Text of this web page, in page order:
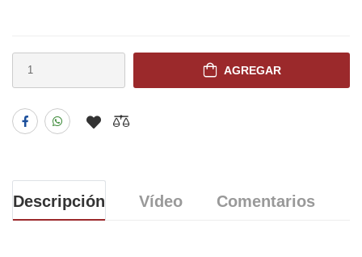
AGREGAR
Descripción Vídeo Comentarios